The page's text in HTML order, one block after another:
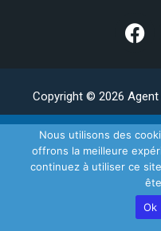
Copyright © 2026
Nous utilisons des
offrons la meilleure
continuez à utiliser ce
Ok